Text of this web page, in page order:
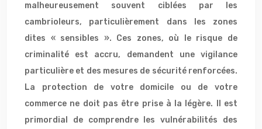
malheureusement souvent ciblées par les
cambrioleurs, particulièrement dans les zones
dites « sensibles ». Ces zones, où le risque de
criminalité est accru, demandent une vigilance
particulière et des mesures de sécurité renforcées.
La protection de votre domicile ou de votre
commerce ne doit pas être prise à la légère. Il est
primordial de comprendre les vulnérabilités des